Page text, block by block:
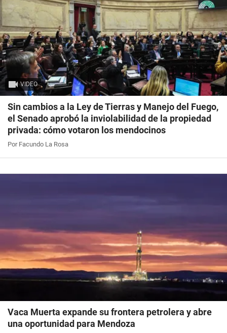
VIDEO
Sin cambios a la Ley de Tierras y Manejo del Fuego,
el Senado aprobó la inviolabilidad de la propiedad
privada: cómo votaron los mendocinos
Por Facundo La Rosa
Vaca Muerta expande su frontera petrolera y abre
una oportunidad para Mendoza